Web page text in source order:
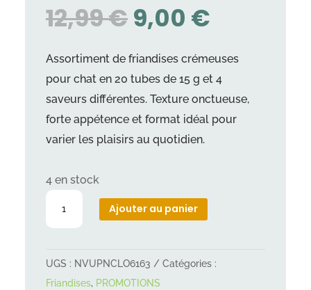
12,99€LE
PRIX
INITIAL
ÉTAIT :
12,99 €.
9,00 €LE
ACTUEL
EST :
9,00 €.
Assortiment de friandises crémeuses
pour chat en 20 tubes de 15 g et 4
saveurs différentes. Texture onctueuse,
forte appétence et format idéal pour
varier les plaisirs au quotidien.
4 en stock
snacks
chat
Ajouter au panier
UGS : NVUPNCLO6163
Catégories :
Friandises, PROMOTIONS